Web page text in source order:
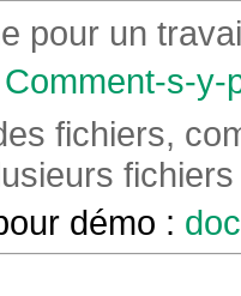
pour un
Comment-s-y-
fichiers,
fichiers
démo :